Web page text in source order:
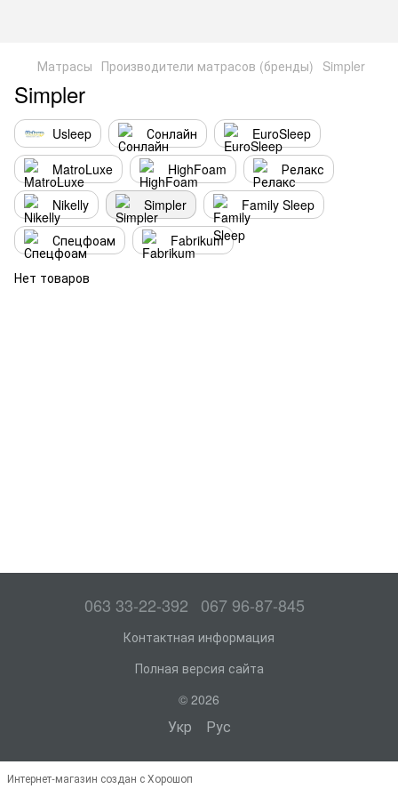
Матрасы Производители матрасов (бренды) Simpler
Simpler
Usleep Сонлайн
EuroSleep
MatroLuxe
HighFoam
Релакс
Nikelly
Simpler
Family Sleep
Спецфоам
Fabrikum
Нет товаров
063 33-22-392 067 96-87-845
Контактная информация
Полная версия сайта
© 2026
Укр Рус
Интернет-магазин создан с Хорошоп